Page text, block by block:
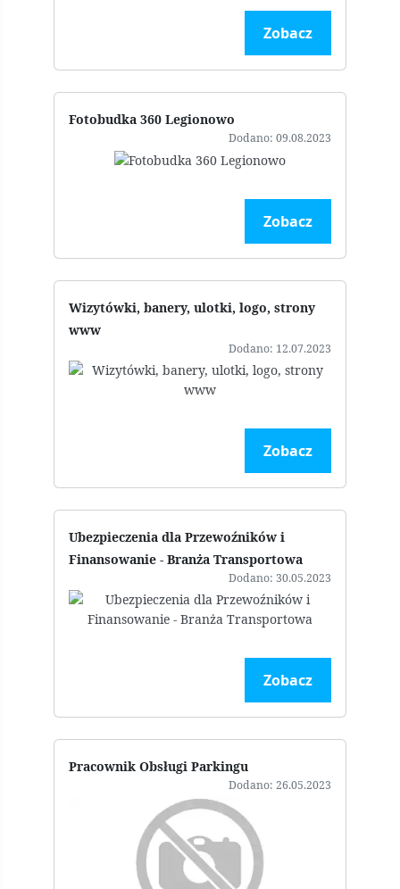
Zobacz
Fotobudka 360 Legionowo
Dodano: 09.08.2023
Zobacz
Wizytówki, banery, ulotki, logo, strony
www
Dodano: 12.07.2023
Zobacz
Ubezpieczenia dla Przewoźników i
Finansowanie - Branża Transportowa
Dodano: 30.05.2023
Zobacz
Pracownik Obsługi Parkingu
Dodano: 26.05.2023